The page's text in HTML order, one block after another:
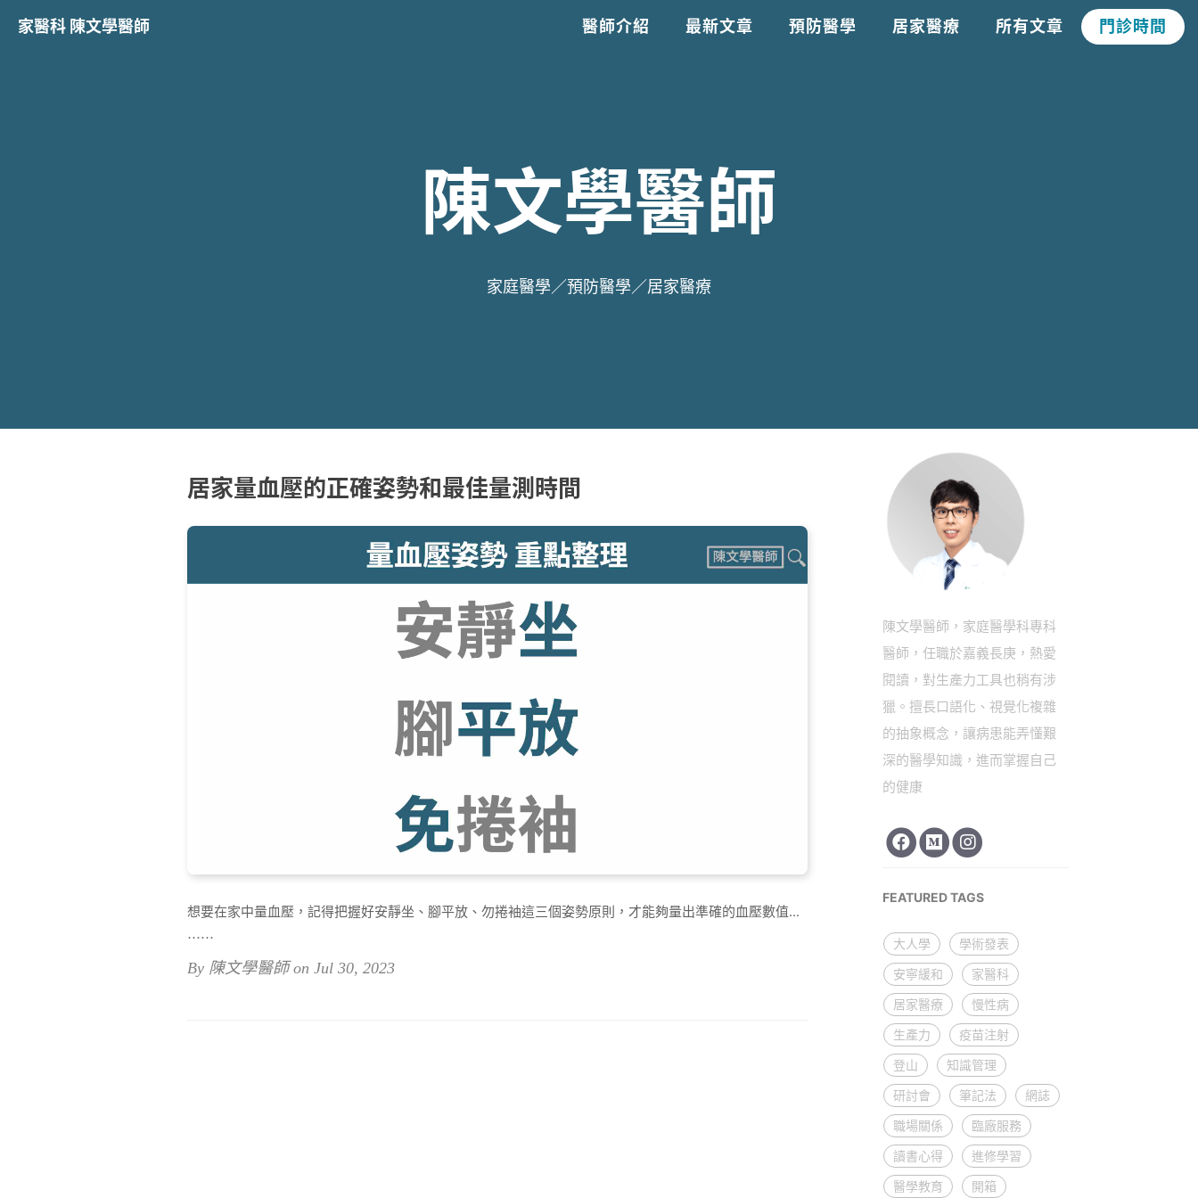
家醫科 陳文學醫師 醫師介紹 最新文章 預防醫學 居家醫療 所有文章 門診時間
陳文學醫師
家庭醫學／預防醫學／居家醫療
居家量血壓的正確姿勢和最佳量測時間
想要在家中量血壓，記得把握好安靜坐、腳平放、勿捲袖這三個姿勢原則，才能夠量出準確的血壓數值...
⋯⋯
By 陳文學醫師 on Jul 30, 2023
陳文學醫師，家庭醫學科專科
醫師，任職於嘉義長庚，熱愛
閱讀，對生產力工具也稍有涉
獵。擅長口語化、視覺化複雜
的抽象概念，讓病患能弄懂艱
深的醫學知識，進而掌握自己
的健康
FEATURED TAGS
大人學
學術發表
安寧緩和
家醫科
居家醫療
慢性病
生產力
疫苗注射
登山
知識管理
研討會
筆記法
網誌
職場關係
臨廠服務
讀書心得
進修學習
醫學教育
開箱